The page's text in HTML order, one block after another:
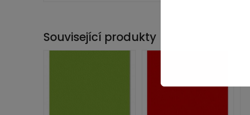
Související produkty